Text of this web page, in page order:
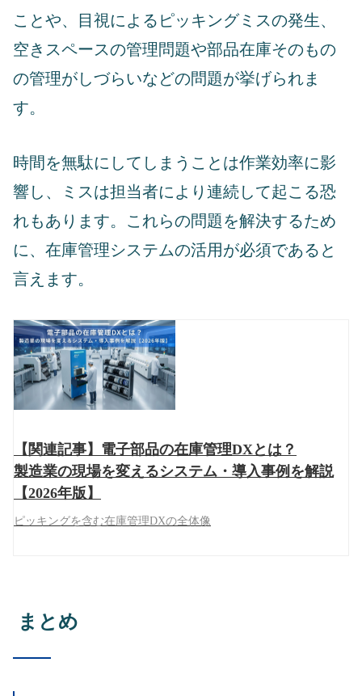
ことや、目視によるピッキングミスの発生、
空きスペースの管理問題や部品在庫そのもの
の管理がしづらいなどの問題が挙げられま
す。
時間を無駄にしてしまうことは作業効率に影
響し、ミスは担当者により連続して起こる恐
れもあります。これらの問題を解決するため
に、在庫管理システムの活用が必須であると
言えます。
【関連記事】電子部品の在庫管理DXとは？
製造業の現場を変えるシステム・導入事例を解説
【2026年版】
ピッキングを含む在庫管理DXの全体像
まとめ